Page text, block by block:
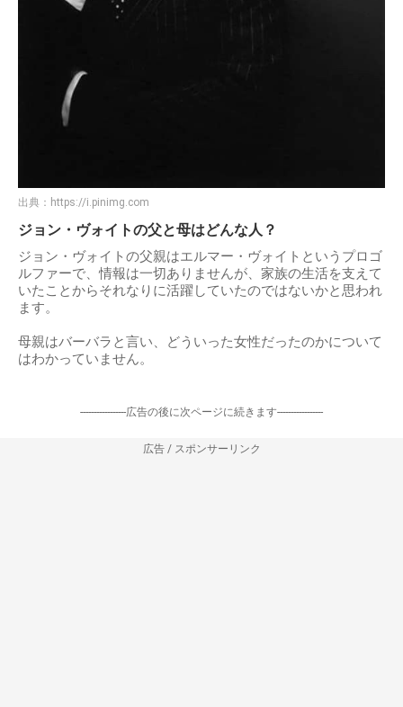
出典： https://i.pinimg.com
ジョン・ヴォイトの父と母はどんな人？
ジョン・ヴォイトの父親はエルマー・ヴォイトというプロゴ
ルファーで、情報は一切ありませんが、家族の生活を支えて
いたことからそれなりに活躍していたのではないかと思われ
ます。
母親はバーバラと言い、どういった女性だったのかについて
はわかっていません。
-----------------広告の後に次ページに続きます-----------------
広告 / スポンサーリンク